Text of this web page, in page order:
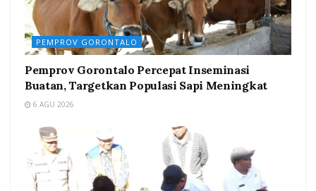
PEMPROV GORONTALO
Pemprov Gorontalo Percepat Inseminasi
Buatan, Targetkan Populasi Sapi Meningkat
6 AGU 2026